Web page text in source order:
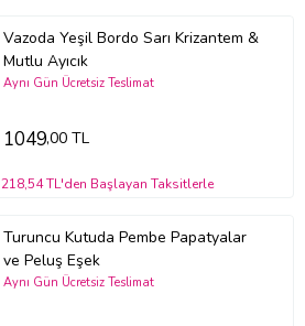
Vazoda Yeşil Bordo Sarı Krizantem &
Mutlu Ayıcık
Aynı Gün Ücretsiz Teslimat
1049,00 TL
218,54 TL'den Başlayan Taksitlerle
Turuncu Kutuda Pembe Papatyalar
ve Peluş Eşek
Aynı Gün Ücretsiz Teslimat